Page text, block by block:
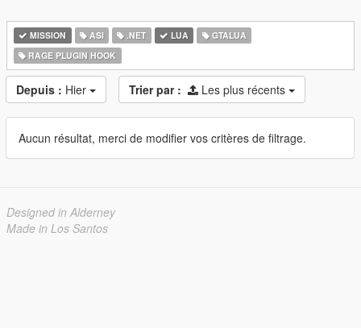
MISSION ASI .NET LUA
GTALUA
RAGE PLUGIN HOOK
Depuis : Hier Trier par : Les plus récents
Aucun résultat, merci de modifier vos critères de filtrage.
Designed in Alderney
Made in Los Santos